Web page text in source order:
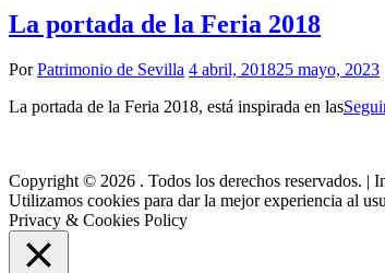
La portada de la Feria 2018
PorPatrimonio de Sevilla 4 abril, 201825 mayo, 2023
La portada de la Feria 2018, está inspirada en las
Copyright © 2026 . Todos los derechos reservados. |
Utilizamos cookies para dar la mejor experiencia al
Privacy & Cookies Policy